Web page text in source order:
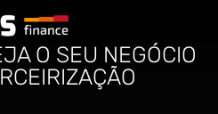
O SEU NEGÓCIO